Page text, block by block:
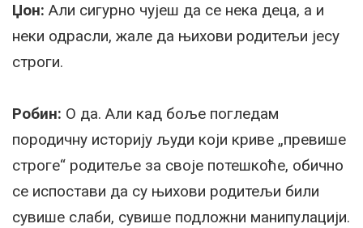
Џон: Али сигурно чујеш да се нека деца, а и
неки одрасли, жале да њихови родитељи јесу
строги.
Робин: О да. Али кад боље погледам
породичну историју људи који криве „превише
строге“ родитеље за своје потешкоће, обично
се испостави да су њихови родитељи били
сувише слаби, сувише подложни манипулацији.